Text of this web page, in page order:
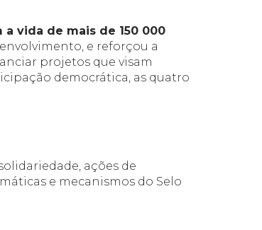
vida de mais de 150 000
e reforçou a
projetos que visam
democrática, as quatro
ações de
e mecanismos do Selo